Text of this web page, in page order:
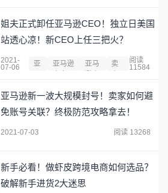
姐夫正式卸任亚马逊CEO！独立日美国
站透心凉！新CEO上任三把火？
2021-
07-06
亚
亚马逊
亚马
卖
长
阅读
11584
亚马逊新一波大规模封号！卖家如何避
免账号关联？终极防范攻略拿去！
2021-07-03 阅读 13268
新手必看！做虾皮跨境电商如何选品？
破解新手进货2大迷思